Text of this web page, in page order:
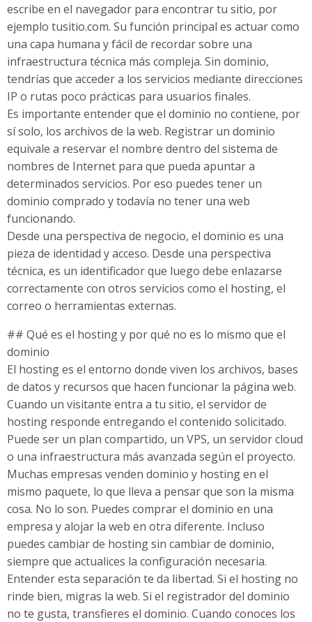
escribe en el navegador para encontrar tu sitio, por
ejemplo tusitio.com. Su función principal es actuar como
una capa humana y fácil de recordar sobre una
infraestructura técnica más compleja. Sin dominio,
tendrías que acceder a los servicios mediante direcciones
IP o rutas poco prácticas para usuarios finales.
Es importante entender que el dominio no contiene, por
sí solo, los archivos de la web. Registrar un dominio
equivale a reservar el nombre dentro del sistema de
nombres de Internet para que pueda apuntar a
determinados servicios. Por eso puedes tener un
dominio comprado y todavía no tener una web
funcionando.
Desde una perspectiva de negocio, el dominio es una
pieza de identidad y acceso. Desde una perspectiva
técnica, es un identificador que luego debe enlazarse
correctamente con otros servicios como el hosting, el
correo o herramientas externas.
## Qué es el hosting y por qué no es lo mismo que el
dominio
El hosting es el entorno donde viven los archivos, bases
de datos y recursos que hacen funcionar la página web.
Cuando un visitante entra a tu sitio, el servidor de
hosting responde entregando el contenido solicitado.
Puede ser un plan compartido, un VPS, un servidor cloud
o una infraestructura más avanzada según el proyecto.
Muchas empresas venden dominio y hosting en el
mismo paquete, lo que lleva a pensar que son la misma
cosa. No lo son. Puedes comprar el dominio en una
empresa y alojar la web en otra diferente. Incluso
puedes cambiar de hosting sin cambiar de dominio,
siempre que actualices la configuración necesaria.
Entender esta separación te da libertad. Si el hosting no
rinde bien, migras la web. Si el registrador del dominio
no te gusta, transfieres el dominio. Cuando conoces los